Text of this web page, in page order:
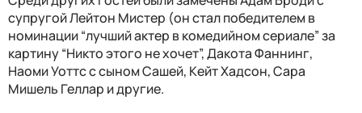
супругой Лейтон Мистер (он стал победителем в
номинации “лучший актер в комедийном сериале” за
картину “Никто этого не хочет”, Дакота Фаннинг,
Наоми Уоттс с сыном Сашей, Кейт Хадсон, Сара
Мишель Геллар и другие.